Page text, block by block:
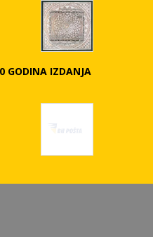
GODINA IZDANJA